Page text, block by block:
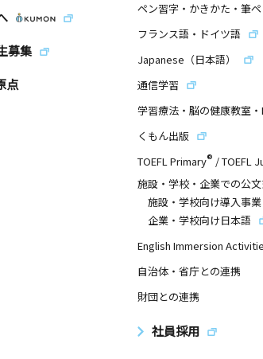
募集
点
ペン習字・かきかた・筆
フランス語・ドイツ語
Japanese（日本語）
通信学習
学習療法・脳の健康教室
くもん出版
TOEFL Primary® /TOEFL
施設・学校・企業での公
施設・学校向け導入事業
企業・学校向け日本語
English Immersion
自治体・省庁との連携
財団との連携
社員採用